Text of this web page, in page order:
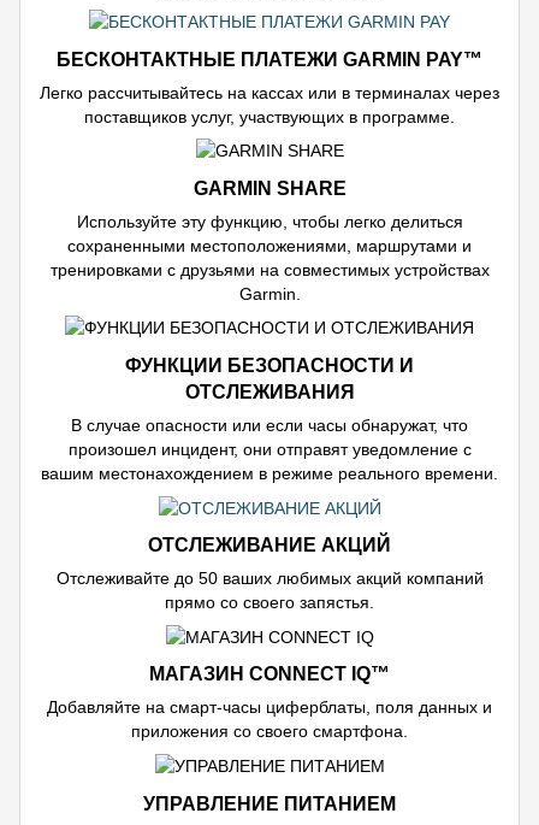
БЕСКОНТАКТНЫЕ ПЛАТЕЖИ GARMIN PAY™
Легко рассчитывайтесь на кассах или в терминалах через
поставщиков услуг, участвующих в программе.
GARMIN SHARE
Используйте эту функцию, чтобы легко делиться
сохраненными местоположениями, маршрутами и
тренировками с друзьями на совместимых устройствах
Garmin.
ФУНКЦИИ БЕЗОПАСНОСТИ И
ОТСЛЕЖИВАНИЯ
В случае опасности или если часы обнаружат, что
произошел инцидент, они отправят уведомление с
вашим местонахождением в режиме реального времени.
ОТСЛЕЖИВАНИЕ АКЦИЙ
Отслеживайте до 50 ваших любимых акций компаний
прямо со своего запястья.
МАГАЗИН CONNECT IQ™
Добавляйте на смарт-часы циферблаты, поля данных и
приложения со своего смартфона.
УПРАВЛЕНИЕ ПИТАНИЕМ